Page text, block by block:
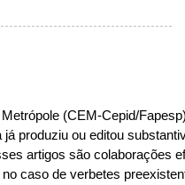
(CEM-Cepid/
produziu ou editou
artigos são colaborações
caso de verbetes